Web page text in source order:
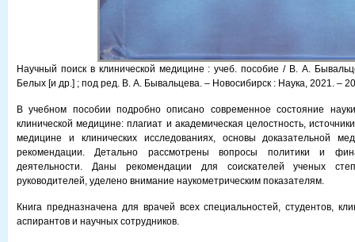
Научный поиск в клинической медицине : учеб. пособие / В. А.
Белых [и др.] ; под ред. В. А. Бывальцева. – Новосибирск : Наука, 2021. –
В учебном пособии подробно описано современное состояние
клинической медицине: плагиат и академическая целостность,
медицине и клинических исследованиях, основы доказательной
рекомендации. Детально рассмотрены вопросы политики и
деятельности. Даны рекомендации для соискателей ученых
руководителей, уделено внимание наукометрическим показателям.
Книга предназначена для врачей всех специальностей, студентов,
аспирантов и научных сотрудников.